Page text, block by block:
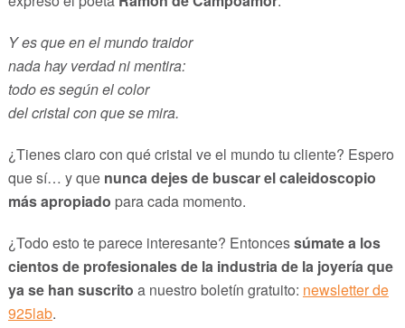
Y es que en el mundo traidor
nada hay verdad ni mentira:
todo es según el color
del cristal con que se mira.
¿Tienes claro con qué cristal ve el mundo tu cliente? Espero
que sí… y que nunca dejes de buscar el caleidoscopio
más apropiado para cada momento.
¿Todo esto te parece interesante? Entoncessúmate a los
cientos de profesionales de la industria de la joyería que
ya se han suscrito a nuestro boletín gratuito: newsletter de
925lab.